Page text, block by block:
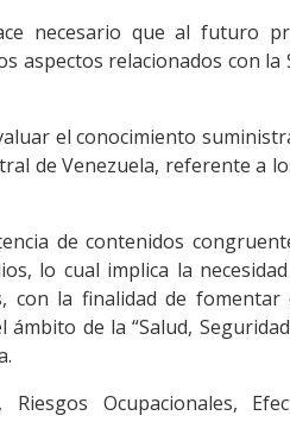
necesario que al futuro
aspectos relacionados con la
el conocimiento
de Venezuela, referente a
de contenidos
lo cual implica la
con la finalidad de
de la “Salud,
Ocupacionales,